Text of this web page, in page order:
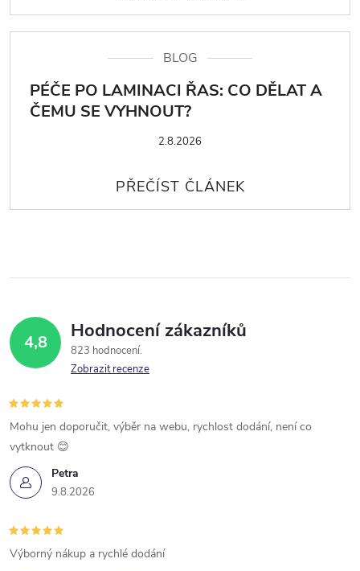
BLOG
PÉČE PO LAMINACI ŘAS: CO DĚLAT A
ČEMU SE VYHNOUT?
2.8.2026
4,8 Hodnocení zákazníků
823 hodnocení
Zobrazit recenze
Petra
9.8.2026
Mohu jen doporučit, výběr na webu, rychlost dodání, není co
vytknout 😊
Výborný nákup a rychlé dodání